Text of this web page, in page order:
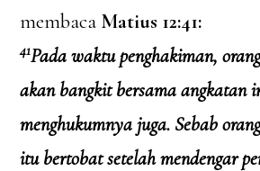
membaca Matius 12:41:
41Pada waktu penghakiman,
akan bangkit bersama angkatan
menghukumnya juga. Sebab
itu bertobat setelah mendengar